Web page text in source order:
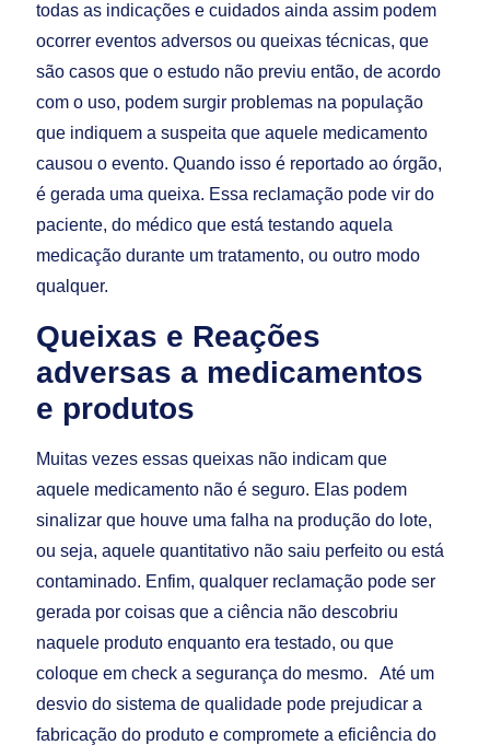
todas as indicações e cuidados ainda assim podem
ocorrer eventos adversos ou queixas técnicas, que
são casos que o estudo não previu então, de acordo
com o uso, podem surgir problemas na população
que indiquem a suspeita que aquele medicamento
causou o evento. Quando isso é reportado ao órgão,
é gerada uma queixa. Essa reclamação pode vir do
paciente, do médico que está testando aquela
medicação durante um tratamento, ou outro modo
qualquer.
Queixas e Reações
adversas a medicamentos
e produtos
Muitas vezes essas queixas não indicam que
aquele medicamento não é seguro. Elas podem
sinalizar que houve uma falha na produção do lote,
ou seja, aquele quantitativo não saiu perfeito ou está
contaminado. Enfim, qualquer reclamação pode ser
gerada por coisas que a ciência não descobriu
naquele produto enquanto era testado, ou que
coloque em check a segurança do mesmo. Até um
desvio do sistema de qualidade pode prejudicar a
fabricação do produto e compromete a eficiência do